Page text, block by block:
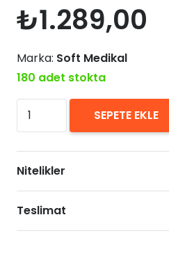
₺1.289,00
Marka: Soft Medikal
180 adet stokta
Soft
Medikal
Sıcak
Tedavi
SEPETE EKLE
Nitelikler
Teslimat